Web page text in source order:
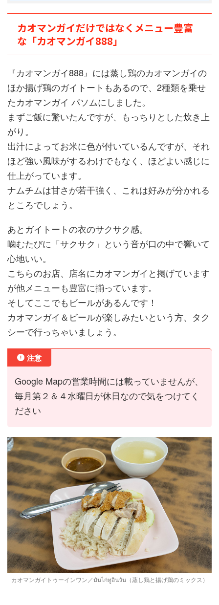
カオマンガイだけではなくメニュー豊富
な「カオマンガイ888」
『カオマンガイ888』には蒸し鶏のカオマンガイの
ほか揚げ鶏のガイトートもあるので、2種類を乗せ
たカオマンガイ パソムにしました。
まずご飯に驚いたんですが、もっちりとした炊き上
がり。
出汁によってお米に色が付いているんですが、それ
ほど強い風味がするわけでもなく、ほどよい感じに
仕上がっています。
ナムチムは甘さが若干強く、これは好みが分かれる
ところでしょう。
あとガイトートの衣のサクサク感。
噛むたびに「サクサク」という音が口の中で響いて
心地いい。
こちらのお店、店名にカオマンガイと掲げています
が他メニューも豊富に揃っています。
そしてここでもビールがあるんです！
カオマンガイ＆ビールが楽しみたいという方、タク
シーで行っちゃいましょう。
注意
Google Mapの営業時間には載っていませんが、
毎月第２＆４水曜日が休日なので気をつけてく
ださい
カオマンガイトゥーインワン／มันไก่ทูอินวัน（蒸し鶏と揚げ鶏のミックス）